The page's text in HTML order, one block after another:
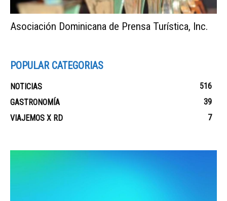
Asociación Dominicana de Prensa Turística, Inc.
POPULAR CATEGORIAS
NOTICIAS
516
GASTRONOMÍA
39
VIAJEMOS X RD
7